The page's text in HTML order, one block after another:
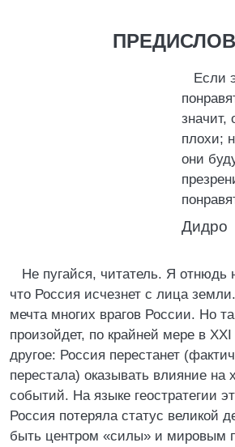
Если
значит,
плохи;
они
Дидро
Не пугайся, читатель. Я отнюдь
что Россия исчезнет с лица
мечта многих врагов России. Но
произойдет, по крайней мере в
другое: Россия перестанет
перестала) оказывать влияние на
событий. На языке геостратегии
Россия потеряла статус великой
быть центром «силы» и мировым